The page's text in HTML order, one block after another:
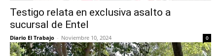
Testigo relata en exclusiva asalto a
sucursal de Entel
Diario El Trabajo - Noviembre 10, 2024 0